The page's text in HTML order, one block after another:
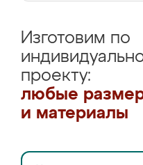
Изготовим по
проекту:
любые
и материалы